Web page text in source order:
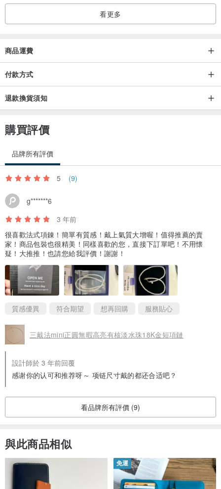
藍紫色糖塊兒耳環
尺寸：3.5*1.3CM
水晶主石：天然坦桑石、天然紫小晶
金色配件：美國產14K注金
‧ 客人若需要個人天然寶石特殊設計客製 或者 個人搭配色彩重新設計
換.請慎重挑選購買，設計師在出貨前也會詳細檢查並保證品質然後發
貨.
‧ 凡在我家購買飾品三個月內非人為或惡意損壞，不構成原重要材料遺
失的情況下，可享受免費維修服務; 三個月以後也可享受終身免費清潔
清洗服務，只是郵費需要自理. 翻新的手工週期約在3-5個工作日.
‧ 非正常佩戴或人為因素造成的損環，不提供免費維修，超出保修期限
的飾品根據實際損壞情況收取材料費和手工費.維修的手工週期約在5-
7個工作日.
天然材質：
質都是自然存在的，每顆成色都是天然的，做配對時盡量挑選成色接
近的，部份天然水晶和原石材質內存在棉絮、冰裂、雜質等屬於自然
特質存在. 如果需求挑選高級別的剔透無暇的材質可與店家溝通挑選高
級材質.
部份手工繞線製作的飾品，每件單品在完成細節上略有區別，偶有金
線上的手工痕跡屬於正常現象.
需要更換耳夾的客人，可提前與店家設計師做好溝通，挑選所需適合
的耳夾配件製作.
看更多
商品運費
付款方式
退款換貨須知
購買評價
品牌所有評價
5 (9)
g*******6
3 年前
很喜歡法式項錬！簡單有質感！戴上氣質大增喔！值得推薦的賣
家！商品包裝也很精美！同樣喜歡的您，直接下訂單吧！不用懐
疑！大推推！也請您給我評價！謝謝！
質感優異 符合期望 想再回購 服務貼心
三戴法mini正圓無暇高亮有核淡水珠18K金短項鏈
設計師於 3 年前回覆
感谢你的认可和推荐呀～ 项链尺寸戴的都还合适吧？
看品牌所有評價 (9)
與此商品相似
免運